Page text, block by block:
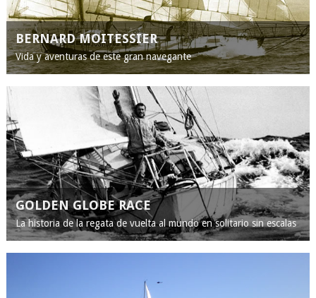
BERNARD MOITESSIER
Vida y aventuras de este gran navegante
GOLDEN GLOBE RACE
La historia de la regata de vuelta al mundo en solitario sin escalas